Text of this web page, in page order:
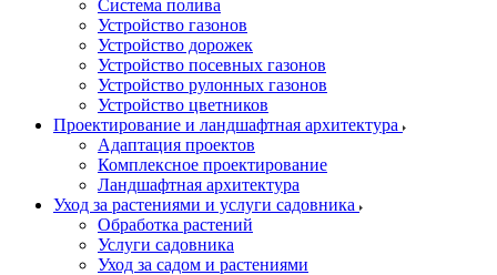
Система полива
Устройство газонов
Устройство дорожек
Устройство посевных газонов
Устройство рулонных газонов
Устройство цветников
Проектирование и ландшафтная архитектура
Адаптация проектов
Комплексное проектирование
Ландшафтная архитектура
Уход за растениями и услуги садовника
Обработка растений
Услуги садовника
Уход за садом и растениями